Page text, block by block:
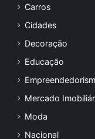
Carros
Cidades
Decoração
Educação
Mercado
Moda
Nacional